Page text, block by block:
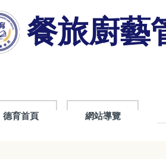
餐旅廚藝
德育首頁 網站導覽